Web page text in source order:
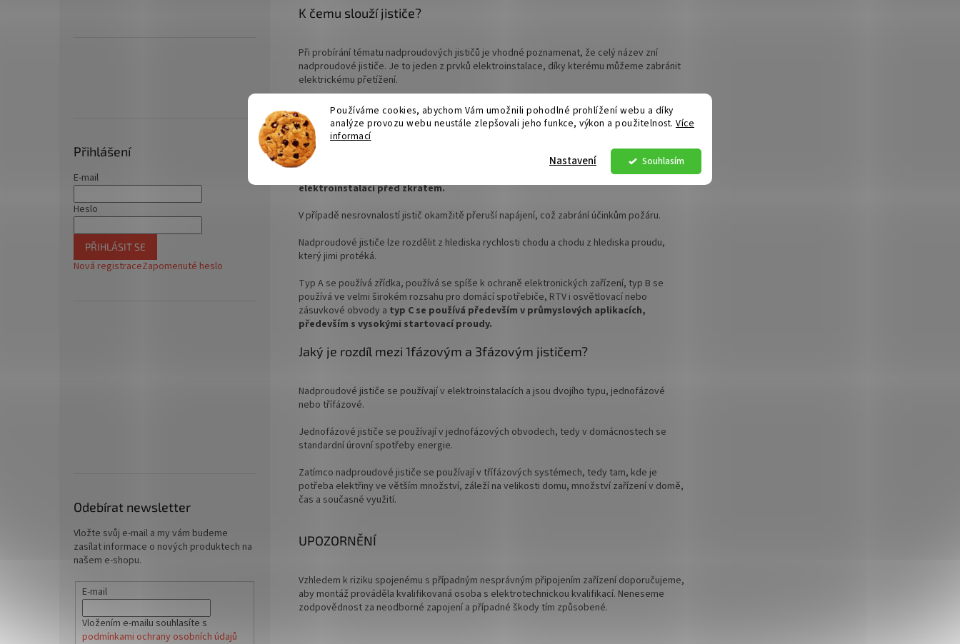
Používáme cookies, abychom Vám umožnili pohodlné prohlížení webu a díky
analýze provozu webu neustále zlepšovali jeho funkce, výkon a použitelnost. Více
informací
Souhlasím
Nastavení
Přihlášení
E-mail
Heslo
PŘIHLÁSIT SE
Nová registraceZapomenuté heslo
Odebírat newsletter
Vložte svůj e-mail a my vám budeme
zasílat informace o nových produktech na
našem e-shopu.
E-mail
Vložením e-mailu souhlasíte s
podmínkami ochrany osobních údajů
K čemu slouží jističe?
Při probírání tématu nadproudových jističů je vhodné poznamenat, že celý název zní
nadproudové jističe. Je to jeden z prvků elektroinstalace, díky kterému můžeme zabránit
elektrickému přetížení.
Stává se, že v naší domácnosti dochází k přetížení stávající instalace, tedy danou
elektroinstalací protéká proud o vyšším jmenovitém výkonu. Hlavním úkolem elektrické
pojistky jezabránit riziku požáru
velké množství tepla.
chrání
elektroinstalaci před zkratem.
V případě nesrovnalostí jistič okamžitě přeruší napájení, což zabrání účinkům požáru.
Nadproudové jističe lze rozdělit z hlediska rychlosti chodu a chodu z hlediska proudu,
který jimi protéká.
Typ A se používá zřídka, používá se spíše k ochraně elektronických zařízení, typ B se
používá ve velmi širokém rozsahu pro domácí spotřebiče, RTV i osvětlovací nebo
zásuvkové obvody a typ C se používá především v průmyslových aplikacích,
především s vysokými startovací proudy.
Jaký je rozdíl mezi 1fázovým a 3fázovým jističem?
Nadproudové jističe se používají v elektroinstalacích a jsou dvojího typu, jednofázové
nebo třífázové.
Jednofázové jističe se používají v jednofázových obvodech, tedy v domácnostech se
standardní úrovní spotřeby energie.
Zatímco nadproudové jističe se používají v třífázových systémech, tedy tam, kde je
potřeba elektřiny ve větším množství, záleží na velikosti domu, množství zařízení v domě,
čas a současné využití.
UPOZORNĚNÍ
Vzhledem k riziku spojenému s případným nesprávným připojením zařízení doporučujeme,
aby montáž prováděla kvalifikovaná osoba s elektrotechnickou kvalifikací. Neneseme
zodpovědnost za neodborné zapojení a případné škody tím způsobené.